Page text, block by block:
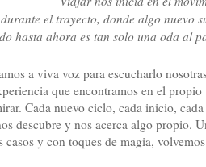
el trayecto, donde algo nuevo
hasta ahora es tan solo una oda al
a viva voz para escucharlo
que encontramos en el propio
Cada nuevo ciclo, cada inicio, cada
descubre y nos acerca algo propio.
casos y con toques de magia, volvemos